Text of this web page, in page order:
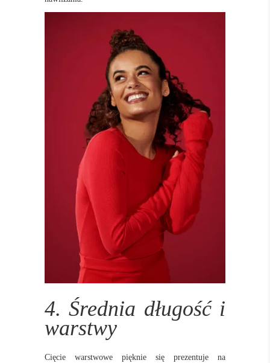
4. Średnia długość i
warstwy
Cięcie warstwowe pięknie się prezentuje na